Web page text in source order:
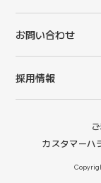
お問い合わせ
採用情報
カスタマーハ